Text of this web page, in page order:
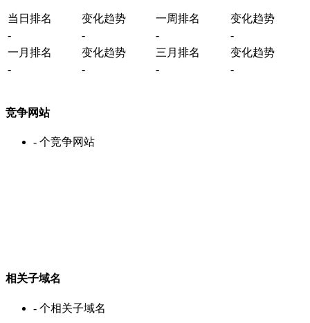
当日排名 变化趋势 一周排名
变化趋势
-
- -
-
一月排名
变化趋势 三月排名
变化趋势
-
- - -
竞争网站
- 个竞争网站
相关子域名
- 个相关子域名